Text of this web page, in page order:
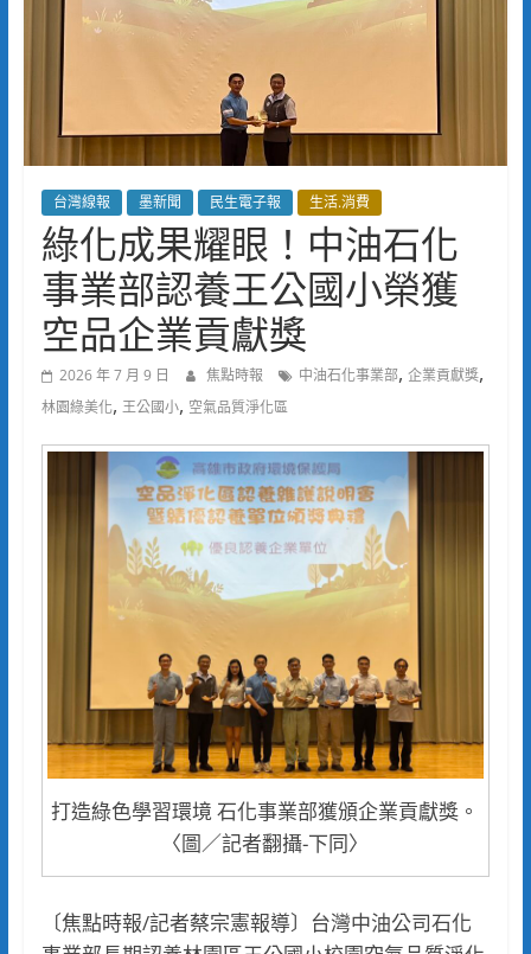
台灣線報 墨新聞 民生電子報 生活.消費
綠化成果耀眼！中油石化
事業部認養王公國小榮獲
空品企業貢獻獎
2026 年 7 月 9 日 焦點時報 中油石化事業部, 企業貢獻獎,
林園綠美化, 王公國小, 空氣品質淨化區
打造綠色學習環境 石化事業部獲頒企業貢獻獎。
〈圖／記者翻攝-下同〉
〔焦點時報/記者蔡宗憲報導〕台灣中油公司石化